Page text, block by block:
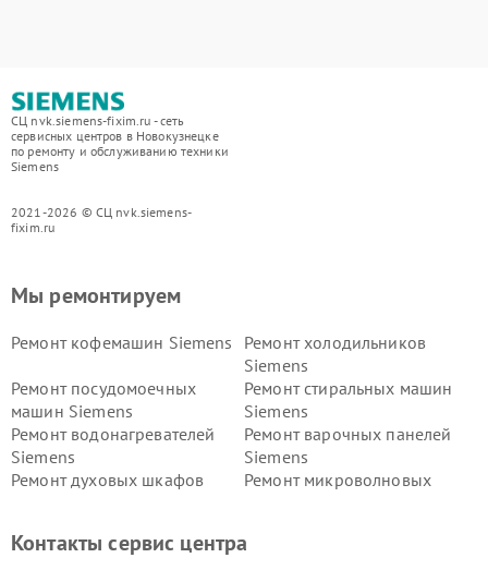
СЦ nvk.siemens-fixim.ru - сеть
сервисных центров в Новокузнецке
по ремонту и обслуживанию техники
Siemens
2021-2026 © СЦ nvk.siemens-
fixim.ru
Мы ремонтируем
Ремонт кофемашин Siemens
Ремонт холодильников
Siemens
Ремонт посудомоечных
машин Siemens
Ремонт стиральных машин
Siemens
Ремонт водонагревателей
Siemens
Ремонт варочных панелей
Siemens
Ремонт духовых шкафов
Ремонт микроволновых
Siemens
Siemens
Контакты сервис центра